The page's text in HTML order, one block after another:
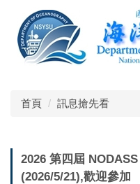
首頁 訊息搶先看
2026 第四屆
(2026/5/21),歡迎參加